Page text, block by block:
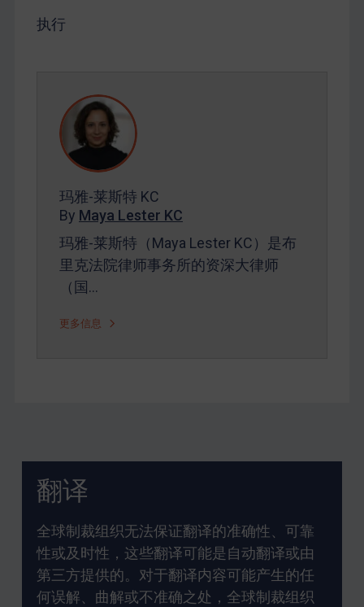
执行
玛雅-莱斯特 KC
By Maya Lester KC
玛雅-莱斯特（Maya Lester KC）是布
里克法院律师事务所的资深大律师
（国…
更多信息
翻译
全球制裁组织无法保证翻译的准确性、可靠
性或及时性，这些翻译可能是自动翻译或由
第三方提供的。对于翻译内容可能产生的任
何误解、曲解或不准确之处，全球制裁组织